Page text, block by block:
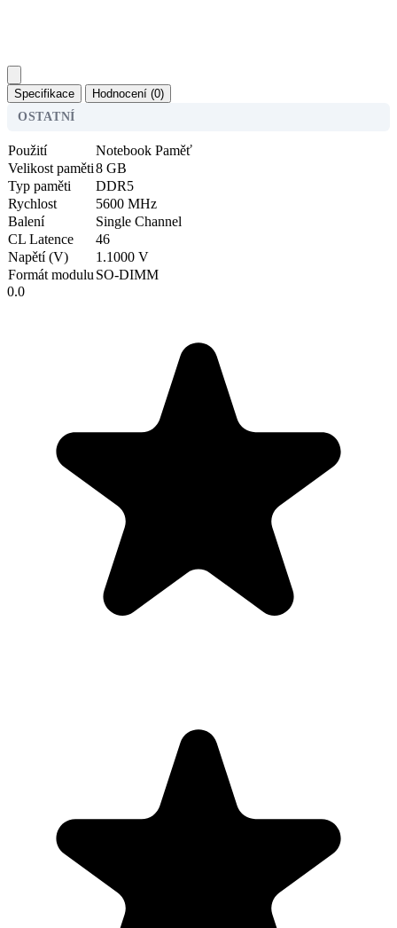
Specifikace
Hodnocení (0)
OSTATNÍ
Použití
Notebook Paměť
Velikost paměti8 GB
Typ paměti
DDR5
Rychlost
5600 MHz
Balení
Single Channel
CL Latence
46
Napětí (V)
1.1000 V
Formát modulu SO-DIMM
0.0